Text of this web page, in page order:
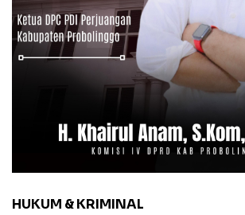
HUKUM & KRIMINAL